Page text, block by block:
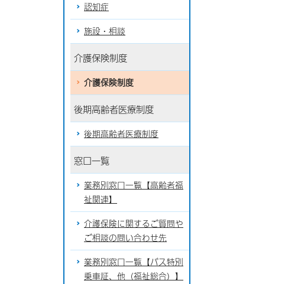
認知症
施設・相談
介護保険制度
介護保険制度
後期高齢者医療制度
後期高齢者医療制度
窓口一覧
業務別窓口一覧【高齢者福
祉関連】
介護保険に関するご質問や
ご相談の問い合わせ先
業務別窓口一覧【バス特別
乗車証、他（福祉総合）】